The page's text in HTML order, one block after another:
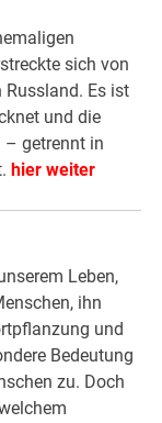
sich von
Es ist
und die
– getrennt in
hier weiter
Leben,
ihn
und
Bedeutung
zu. Doch